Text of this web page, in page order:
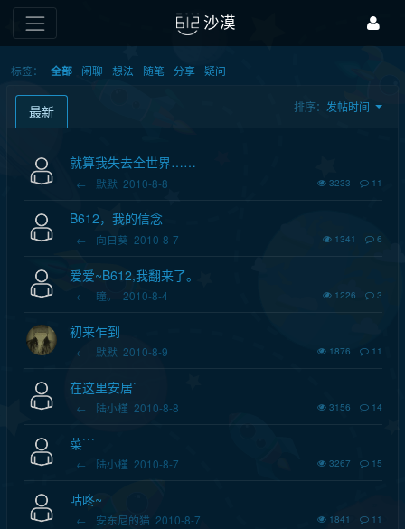
沙漠
标签： 全部 闲聊 想法 随笔 分享 疑问
最新 排序： 发帖时间
就算我失去全世界……
← 默默 2010-8-8 3233 11
B612，我的信念
← 向日葵 2010-8-7 1341 6
爱爱~B612,我翻来了。
← 瞳。 2010-8-4 1226 3
初来乍到
← 默默 2010-8-9 1876 11
在这里安居`
← 陆小槿 2010-8-8 3156 14
菜```
← 陆小槿 2010-8-7 3267 15
咕咚~
← 安东尼的猫 2010-8-7 1841 11